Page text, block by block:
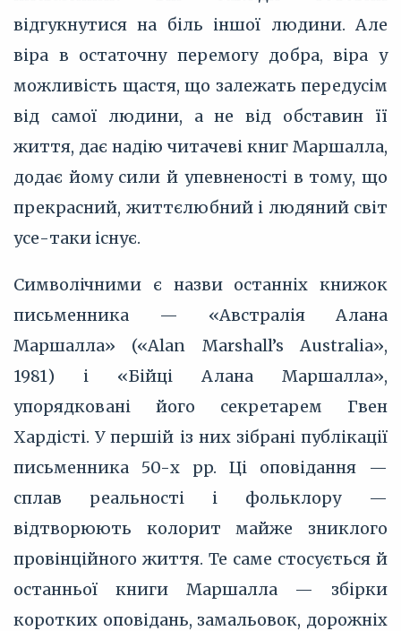
відгукнутися на біль іншої людини. Але
віра в остаточну перемогу добра, віра у
можливість щастя, що залежать передусім
від самої людини, а не від обставин її
життя, дає надію читачеві книг Маршалла,
додає йому сили й упевненості в тому, що
прекрасний, життєлюбний і людяний світ
усе-таки існує.
Символічними є назви останніх книжок
письменника — «Австралія Алана
Маршалла» («Alan Marshall’s Australia»,
1981) і «Бійці Алана Маршалла»,
упорядковані його секретарем Гвен
Хардісті. У першій із них зібрані публікації
письменника 50-х pp. Ці оповідання —
сплав реальності і фольклору —
відтворюють колорит майже зниклого
провінційного життя. Те саме стосується й
останньої книги Маршалла — збірки
коротких оповідань, замальовок, дорожніх